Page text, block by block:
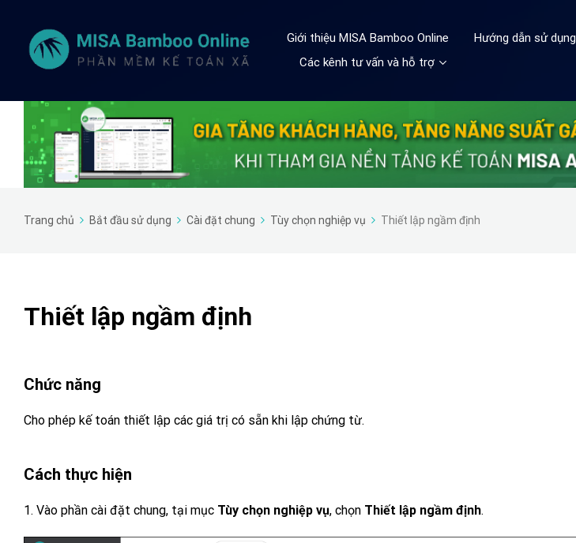
Giới thiệu MISA Bamboo Online Hướng dẫn sử dụng
Các kênh tư vấn và hỗ trợ
Trang chủ Bắt đầu sử dụng Cài đặt chung Tùy chọn nghiệp vụ Thiết lập ngầm định
Thiết lập ngầm định
Chức năng
Cho phép kế toán thiết lập các giá trị có sẵn khi lập chứng từ.
Cách thực hiện
1. Vào phần cài đặt chung, tại mục Tùy chọn nghiệp vụ, chọn Thiết lập ngầm định.